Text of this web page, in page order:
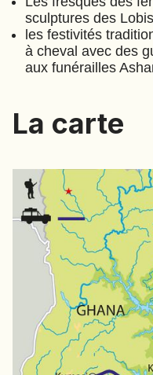
KAZAKHSTAN
KENYA
KOSOVO
LIBÉRIA
MACÉDOINE DU NORD
MADAGASCAR
MAROC
MAURITANIE
MEXIQUE
MONGOLIE
MONTÉNÉGRO
NAMIBIE
NÉPAL
NICARAGUA
sculptures des
les festivités
à cheval avec des
aux funérailles
La carte